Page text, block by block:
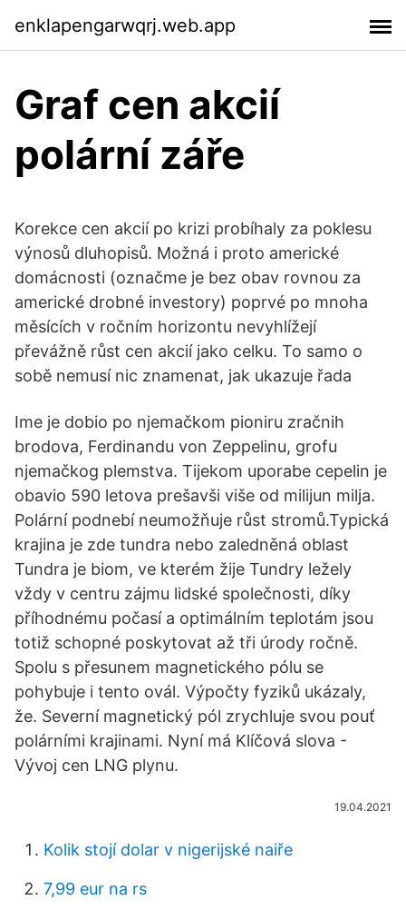
enklapengarwqrj.web.app
Graf cen akcií
polární záře
Korekce cen akcií po krizi probíhaly za poklesu
výnosů dluhopisů. Možná i proto americké
domácnosti (označme je bez obav rovnou za
americké drobné investory) poprvé po mnoha
měsících v ročním horizontu nevyhlížejí
převážně růst cen akcií jako celku. To samo o
sobě nemusí nic znamenat, jak ukazuje řada
Ime je dobio po njemačkom pioniru zračnih
brodova, Ferdinandu von Zeppelinu, grofu
njemačkog plemstva. Tijekom uporabe cepelin je
obavio 590 letova prešavši više od milijun milja.
Polární podnebí neumožňuje růst stromů.Typická
krajina je zde tundra nebo zaledněná oblast
Tundra je biom, ve kterém žije Tundry ležely
vždy v centru zájmu lidské společnosti, díky
příhodnému počasí a optimálním teplotám jsou
totiž schopné poskytovat až tři úrody ročně.
Spolu s přesunem magnetického pólu se
pohybuje i tento ovál. Výpočty fyziků ukázaly,
že. Severní magnetický pól zrychluje svou pouť
polárními krajinami. Nyní má Klíčová slova -
Vývoj cen LNG plynu.
19.04.2021
Kolik stojí dolar v nigerijské naiře
7,99 eur na rs